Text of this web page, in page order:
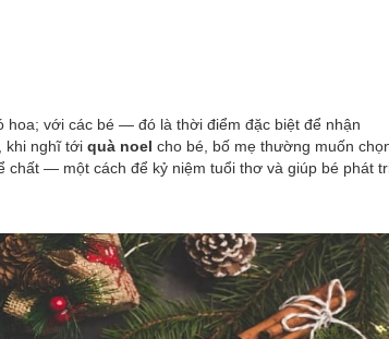
hoa; với các bé — đó là thời điểm đặc biệt để nhận
khi nghĩ tới quà noel cho bé, bố mẹ thường muốn
chất — một cách để kỷ niệm tuổi thơ và giúp bé phát